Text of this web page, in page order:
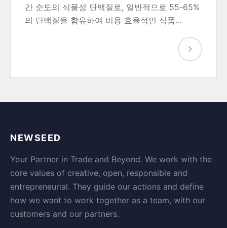
간 순도의 식물성 단백질로, 일반적으로 55-65%
의 단백질을 함유하여 비용 효율적인 식품…
NEWSEED
Your Partner in Trade and Beyond. We work with the
core values of creative, open, responsible and
entrepreneurial. They guide our actions and define
how we want to work together as a team, with our
customers and our partners.